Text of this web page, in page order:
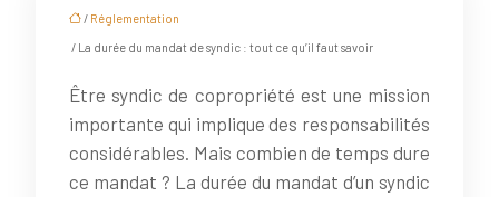
/ Réglementation
/ La durée du mandat de syndic : tout ce qu’il faut savoir
Être syndic de copropriété est une mission
importante qui implique des responsabilités
considérables. Mais combien de temps dure
ce mandat ? La durée du mandat d’un syndic